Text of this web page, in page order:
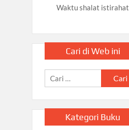
Waktu shalat istirahat
Cari di Web ini
Cari
untuk:
Kategori Buku